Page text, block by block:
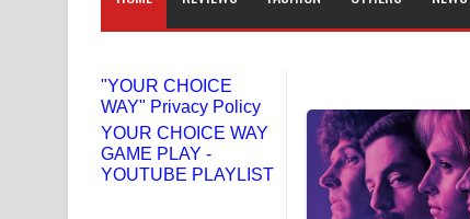
Sanda Babalena Song Lyrics - සඳ බැබලෙන
Adare Wadi Nisa Song Lyrics - ආදරේ වැඩි
UNUHUMA Song Lyrics - උණුහුම ගීතයේ පද
"YOUR CHOICE
WAY" Privacy Policy
YOUR CHOICE WAY
GAME PLAY -
YOUTUBE PLAYLIST